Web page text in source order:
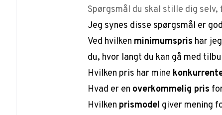
Spørgsmål du skal stille dig
Jeg synes disse spørgsmål er
Ved hvilken minimumspris har
du, hvor langt du kan gå med
Hvilken pris har mine
Hvad er en overkommelig pris
Hvilken prismodel giver mening